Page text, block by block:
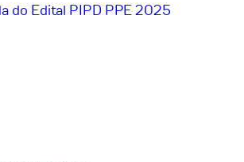
do Edital PIPD PPE 2025